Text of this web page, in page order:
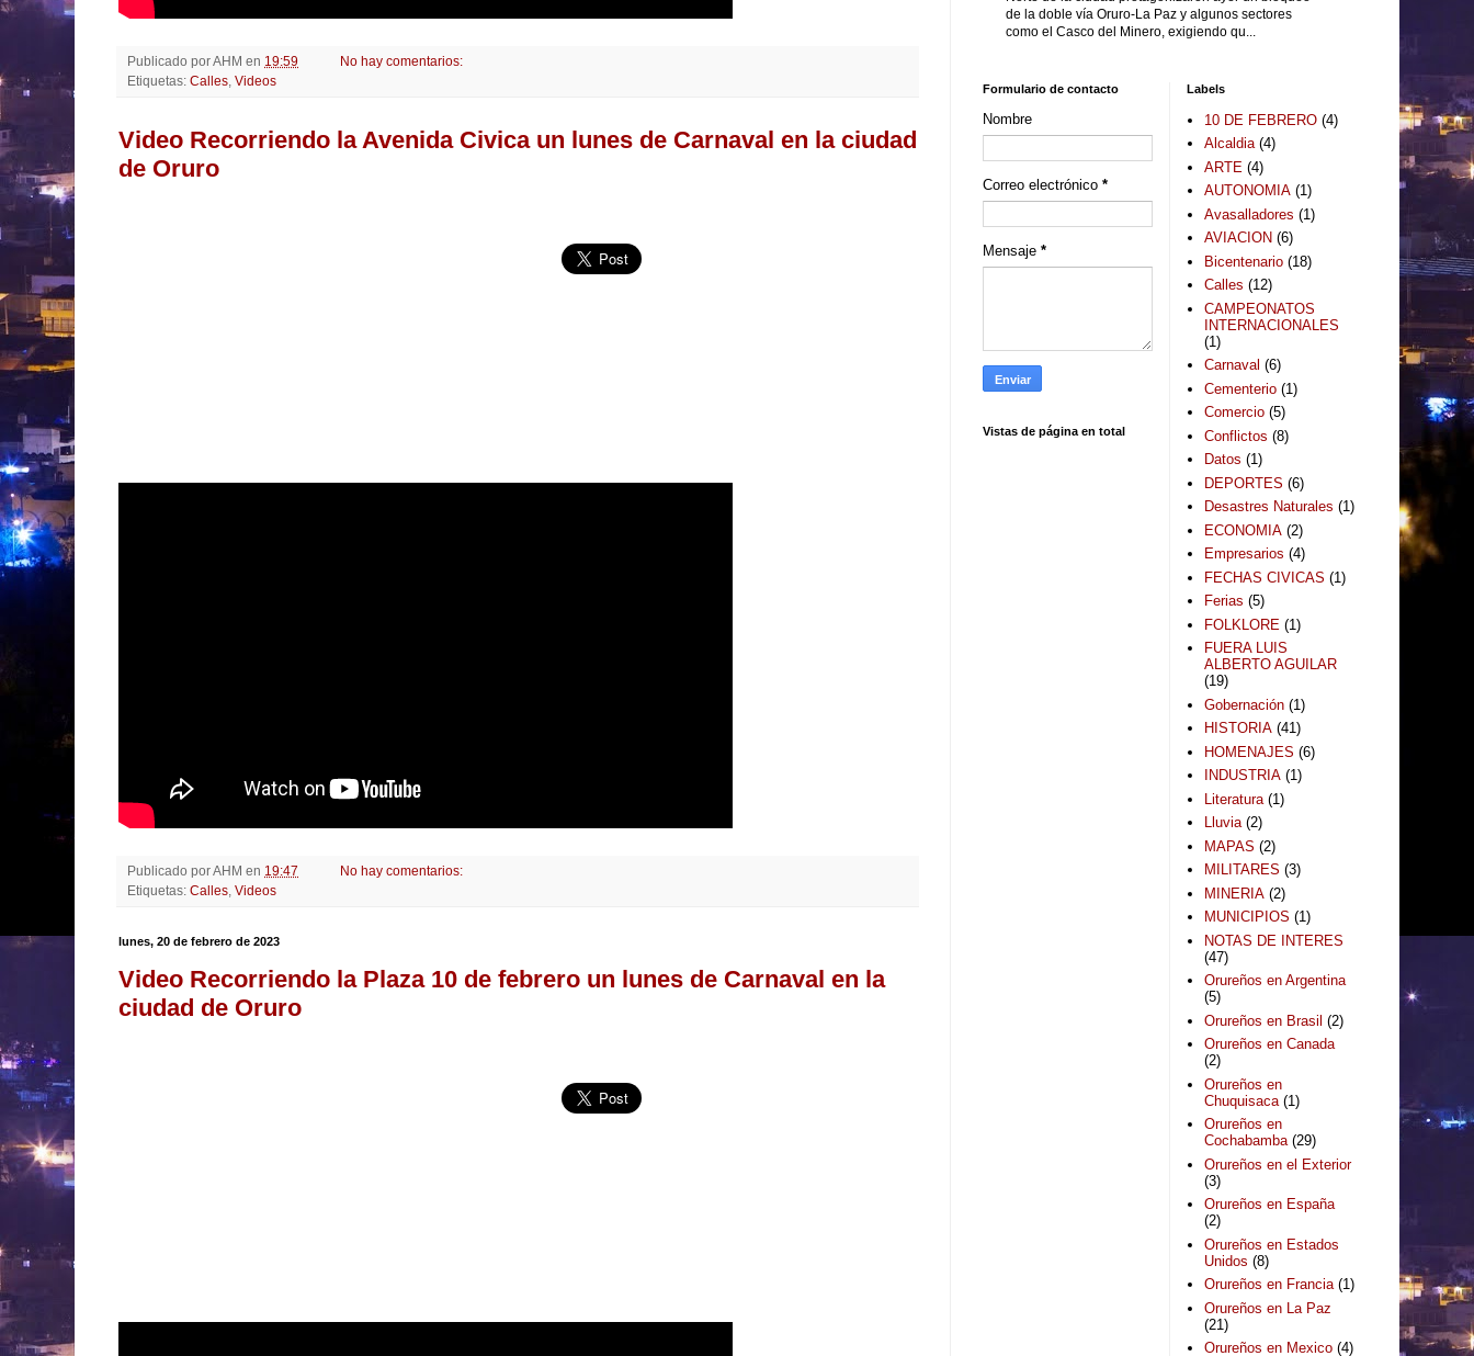
Publicado porAHM en 19:59
No hay comentarios:
Etiquetas: Calles Videos
Video Recorriendo la Avenida Civica un lunes de Carnaval en la ciudad
de Oruro
Publicado por AHM en 19:47
No hay comentarios:
Etiquetas: Calles Videos
lunes, 20 de febrero de 2023
Video Recorriendo la Plaza 10 de febrero un lunes de Carnaval en la
ciudad de Oruro
de la doble vía Oruro-La Paz y algunos sectores
como el Casco del Minero, exigiendo qu...
Formulario de contacto
Nombre
Correo electrónico *
Mensaje *
Vistas de página en total
Labels
10 DE FEBRERO (4)
Alcaldia (4)
ARTE (4)
AUTONOMIA (1)
Avasalladores (1)
AVIACION (6)
Bicentenario (18)
Calles (12)
CAMPEONATOS
INTERNACIONALES
(1)
Carnaval (6)
Cementerio (1)
Comercio (5)
Conflictos (8)
Datos (1)
DEPORTES (6)
Desastres Naturales (1)
ECONOMIA (2)
Empresarios (4)
FECHAS CIVICAS (1)
Ferias (5)
FOLKLORE (1)
FUERA LUIS
ALBERTO AGUILAR
(19)
Gobernación (1)
HISTORIA (41)
HOMENAJES (6)
INDUSTRIA (1)
Literatura (1)
Lluvia (2)
MAPAS (2)
MILITARES (3)
MINERIA (2)
MUNICIPIOS (1)
NOTAS DE INTERES
(47)
Orureños en Argentina
(5)
Orureños en Brasil (2)
Orureños en Canada
(2)
Orureños en
Chuquisaca (1)
Orureños en
Cochabamba (29)
Orureños en el Exterior
(3)
Orureños en España
(2)
Orureños en Estados
Unidos (8)
Orureños en Francia (1)
Orureños en La Paz
(21)
Orureños en Mexico (4)